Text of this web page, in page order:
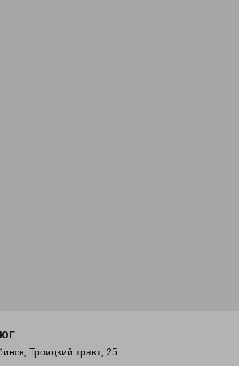
Троицкий тракт, 25